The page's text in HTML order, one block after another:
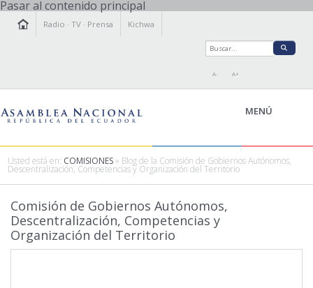
Pasar al contenido principal
Radio ·TV · Prensa Kichwa
A- A+
MENÚ
LEGISLAMOS
FISCALIZAMOS
TRANSPARENCIA
Usted está en: COMISIONES » Blog de la Comisión de Gobiernos Autónomos,
Descentralización, Competencias y Organización del Territorio
Comisión de Gobiernos Autónomos,
Descentralización, Competencias y
Organización del Territorio